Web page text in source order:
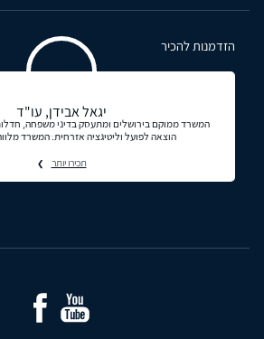
הזדמנות להכיר
יגאל אבידן, עו"ד
המשרד ממוקם בירושלים ומתעסק בדיני משפחה, חדלות
הוצאה לפועל וליטיגציה אזרחית. המשרד
תכירו יותר